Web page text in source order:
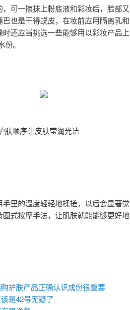
可一擦抹上粉底液和彩妆后，脸部
也是干得蜕皮，在妆前应用隔离乳
还应当挑选一些能够用以彩妆产品
。
肤顺序让皮肤莹润光洁
里的溫度轻轻地揉搓，以后会显著
式按摩手法，让肌肤就能能够更好
护肤产品正确认识成份很重要
是42号无疑了